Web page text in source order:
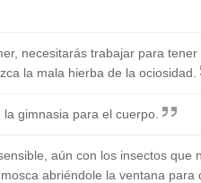
necesitarás trabajar para tener
la mala hierba de la ociosidad.
gimnasia para el cuerpo.
aún con los insectos que
abriéndole la ventana para